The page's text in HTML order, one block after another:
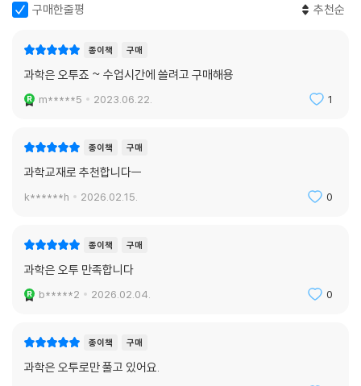
구매한줄평 추천순
종이책 구매
과학은 오투죠 ~ 수업시간에 쓸려고 구매해용
m*****5 2023.06.22. 1
종이책 구매
과학교재로 추천합니다ㅡ
k******h 2026.02.15. 0
종이책 구매
과학은 오투 만족합니다
b*****2 2026.02.04. 0
종이책 구매
과학은 오투로만 풀고 있어요.